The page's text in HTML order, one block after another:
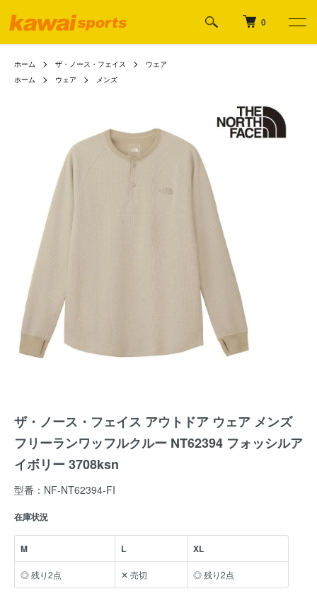
0
ホーム ザ・ノース・フェイス
ウェア
ホーム
ウェア メンズ
ザ・ノース・フェイス アウトドア ウェア メンズ
フリーランワッフルクルー NT62394 フォッシルア
イボリー 3708ksn
型番：NF-NT62394-FI
在庫状況